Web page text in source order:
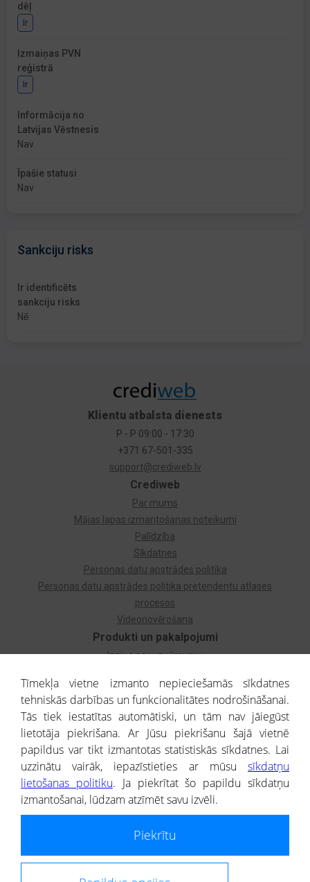
dēļ
Ir
Izmaiņas PVN
reģistrā
Ir
Informācija no
Latvijas Vēstnesis
Nav
Īpašie statusi
Nav
Sankciju risks
Ir identificēts
sankciju risks
Nē
Produkti un pakalpojumi
Izziņa par uzņēmumu
Dzimtas koks
Uzņēmumu atlase
Monitorings
Kredītizziņa par ārvalstu uzņēmumiem
Crediweb
Par mums
Mājas lapas izmantošanas noteikumi
Palīdzība
Sīkdatnes
Personas datu apstrādes politika
Personas datu apstrādes politika pretendentu atlases
procesos
Videonovērošana
Klientu atbalsta dienests
P - P 09:00 - 17:30
+371 67-501-335
support@crediweb.lv
® CREDITREFORM Latvija
SIA
Portāla ietvaros saņemtajai informācijai ir uzziņas raksturs, un tai nav
atbildīgs par fizisko personu datu aizsardzības tiesiskā regulējuma, kā arī
Tīmekļa vietne izmanto nepieciešamās sīkdatnes
tehniskās darbības un funkcionalitātes nodrošināšanai.
Tās tiek iestatītas automātiski, un tām nav jāiegūst
lietotāja piekrišana. Ar Jūsu piekrišanu šajā vietnē
papildus var tikt izmantotas statistiskās sīkdatnes. Lai
uzzinātu vairāk, iepazīstieties ar mūsu sīkdatņu
lietošanas politiku. Ja piekrītat šo papildu sīkdatņu
izmantošanai, lūdzam atzīmēt savu izvēli.
Piekrītu